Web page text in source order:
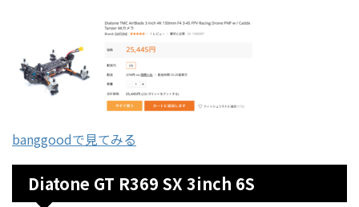
banggoodで見てみる
Diatone GT R369 SX 3inch 6S